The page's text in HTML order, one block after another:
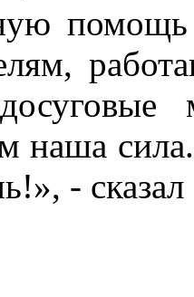
наша
- сказал